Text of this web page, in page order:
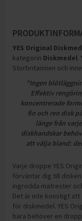
YES Original
kategorin Diskmedel.
Storbritannien och
"Ingen
Effektiv
koncentrerade
fin och ren disk
länge från
diskhandskar
att välja bland:
Varje droppe YES
förväntar dig till
ingrodda matrester
Det är inte konstigt att
för diskmedel. YES
bara behöver en